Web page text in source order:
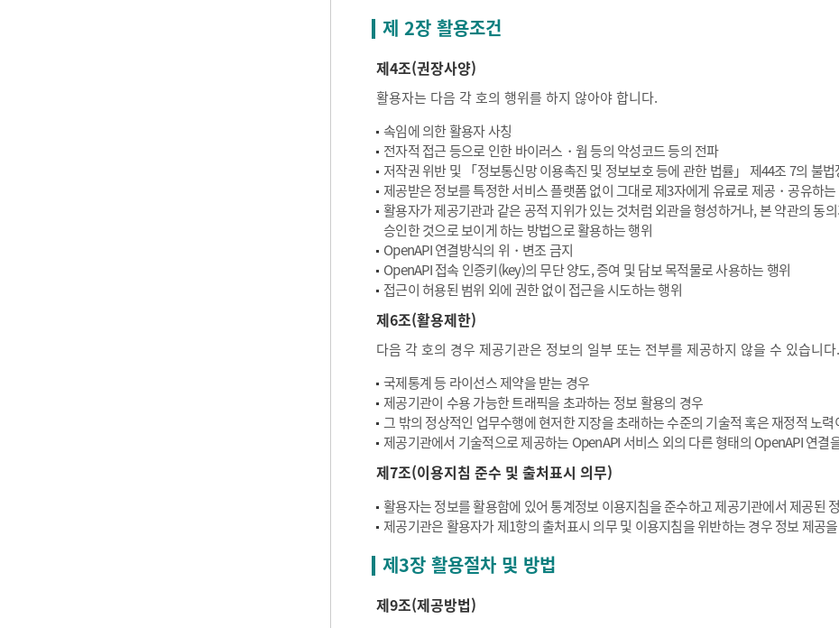
제 2장 활용조건
제4조(권장사양)
활용자는 다음 각 호의 행위를 하지 않아야 합니다.
속임에 의한 활용자 사칭
전자적 접근 등으로 인한 바이러스・웜 등의 악성코드 등의 전파
저작권 위반 및 「정보통신망 이용촉진 및 정보보호 등에 관한 법률」 제44조 7의 불
제공받은 정보를 특정한 서비스 플랫폼 없이 그대로 제3자에게 유료로 제공・공유하는
활용자가 제공기관과 같은 공적 지위가 있는 것처럼 외관을 형성하거나, 본 약관의 동
승인한 것으로 보이게 하는 방법으로 활용하는 행위
OpenAPI 연결방식의 위・변조 금지
OpenAPI 접속 인증키(key)의 무단 양도, 증여 및 담보 목적물로 사용하는 행위
접근이 허용된 범위 외에 권한 없이 접근을 시도하는 행위
제6조(활용제한)
다음 각 호의 경우 제공기관은 정보의 일부 또는 전부를 제공하지 않을 수 있습니다.
국제통계 등 라이선스 제약을 받는 경우
제공기관이 수용 가능한 트래픽을 초과하는 정보 활용의 경우
그 밖의 정상적인 업무수행에 현저한 지장을 초래하는 수준의 기술적 혹은 재정적 노
제공기관에서 기술적으로 제공하는 OpenAPI 서비스 외의 다른 형태의 OpenAPI 연결
제7조(이용지침 준수 및 출처표시 의무)
활용자는 정보를 활용함에 있어 통계정보 이용지침을 준수하고 제공기관에서 제공된
제공기관은 활용자가 제1항의 출처표시 의무 및 이용지침을 위반하는 경우 정보 제공
제3장 활용절차 및 방법
제9조(제공방법)